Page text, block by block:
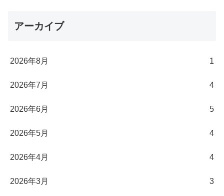
アーカイブ
2026年8月 1
2026年7月 4
2026年6月 5
2026年5月 4
2026年4月 4
2026年3月 3